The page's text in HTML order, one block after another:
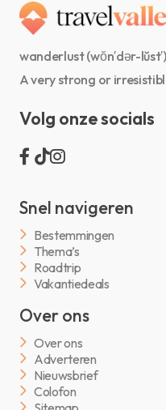
wanderlust (wŏn′dər-lŭst′)
A very strong or
Volg onze socials
Snel navigeren
Bestemmingen
Thema’s
Roadtrip
Vakantiedeals
Over ons
Over ons
Adverteren
Nieuwsbrief
Colofon